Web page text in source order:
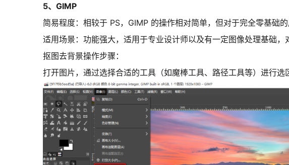
5、GIMP
简易程度： 相较于 PS，GIMP 的操作相对简单，但对于完全零基础
适用场景： 功能强大，适用于专业设计师以及有一定图像处理基础，
抠图去背景操作步骤：
打开图片，通过选择合适的工具（如魔棒工具、路径工具等）进行